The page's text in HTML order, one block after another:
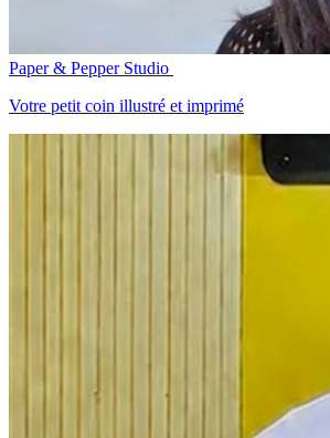
Paper & Pepper Studio
Votre petit coin illustré et imprimé